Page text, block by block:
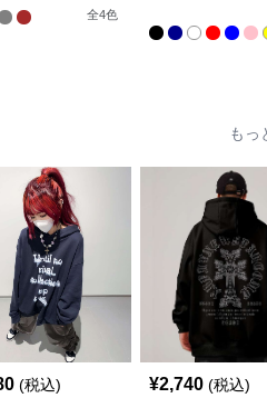
全4色
もっ
(税込) ¥2,740 (税込)